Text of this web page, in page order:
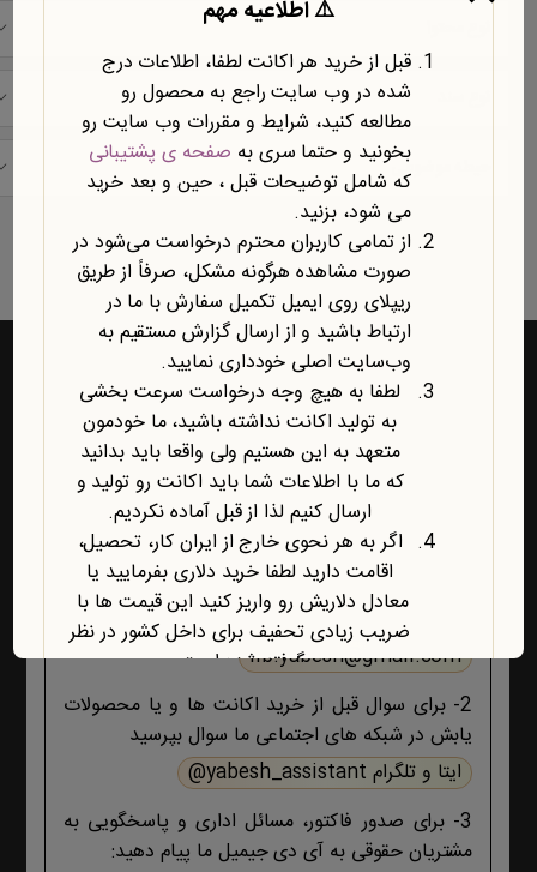
حیطه موضوعی
نمایش یک نتیجه
راه‌های ارتباط با یابش
1- برای پشتیبانی اکانت ها و فروشگاه ، حتما و حتما
ابتدا تمام اطلاعات محصول، صفحه پشتیبانی و پیام
های ایمیلی ،تکمیل سفارش و ثبت سفارش را مطالعه
کنید اگر هیچ جوابی برای مشکل شما نبود آنگاه ایمیل
lib.yabesh@gmail.com
2- برای سوال قبل از خرید اکانت ها و یا محصولات
یابش در شبکه های اجتماعی ما سوال بپرسید
ایتا و تلگرام yabesh_assistant@
3- برای صدور فاکتور، مسائل اداری و پاسخگویی به
مشتریان حقوقی به آی دی جیمیل ما پیام دهید:
⚠️ اطلاعیه مهم
قبل از خرید هر اکانت لطفا، اطلاعات درج
شده در وب سایت راجع به محصول رو
مطالعه کنید، شرایط و مقررات وب سایت رو
بخونید و حتما سری به صفحه ی پشتیبانی
که شامل توضیحات قبل ، حین و بعد خرید
می شود، بزنید.
از تمامی کاربران محترم درخواست می‌شود در
صورت مشاهده هرگونه مشکل، صرفاً از طریق
ریپلای روی ایمیل تکمیل سفارش با ما در
ارتباط باشید و از ارسال گزارش مستقیم به
وب‌سایت اصلی خودداری نمایید.
لطفا به هیچ وجه درخواست سرعت بخشی
به تولید اکانت نداشته باشید، ما خودمون
متعهد به این هستیم ولی واقعا باید بدانید
که ما با اطلاعات شما باید اکانت رو تولید و
ارسال کنیم لذا از قبل آماده نکردیم.
اگر به هر نحوی خارج از ایران کار، تحصیل،
اقامت دارید لطفا خرید دلاری بفرمایید یا
معادل دلاریش رو واریز کنید این قیمت ها با
ضریب زیادی تحفیف برای داخل کشور در نظر
گرفته شده است.
آخرین محصول اضافه شده به فروشگاه
امبیس AI است.
روش ارتباط با ما در پایین صفحات یابش
درچ شده است، مطابق موضوع با ما تماس
بگیرید. با تشکر